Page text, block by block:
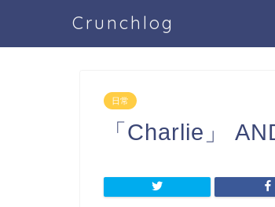
Crunchlog
日常
「Charlie」